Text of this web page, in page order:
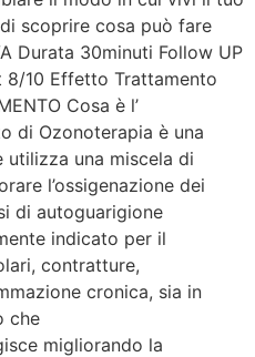
scoprire cosa può fare
Durata 30minuti Follow UP
8/10 Effetto Trattamento
Cosa è l’
di Ozonoterapia è una
utilizza una miscela di
l’ossigenazione dei
di autoguarigione
indicato per il
contratture,
cronica, sia in
che
migliorando la